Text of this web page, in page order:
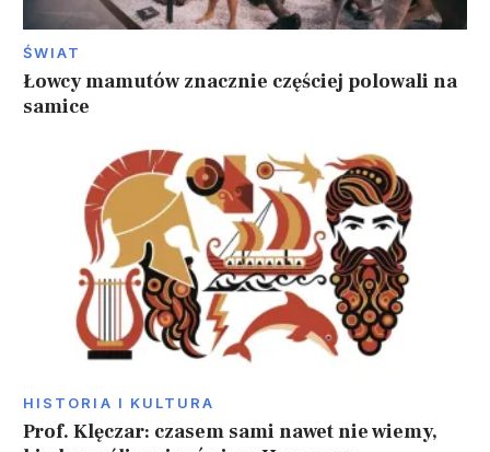
ŚWIAT
Łowcy mamutów znacznie częściej polowali na
samice
HISTORIA I KULTURA
Prof. Klęczar: czasem sami nawet nie wiemy,